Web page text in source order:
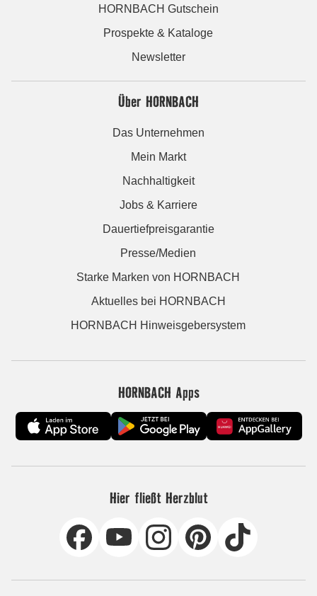
HORNBACH Gutschein
Prospekte & Kataloge
Newsletter
Über HORNBACH
Das Unternehmen
Mein Markt
Nachhaltigkeit
Jobs & Karriere
Dauertiefpreisgarantie
Presse/Medien
Starke Marken von HORNBACH
Aktuelles bei HORNBACH
HORNBACH Hinweisgebersystem
HORNBACH Apps
Hier fließt Herzblut